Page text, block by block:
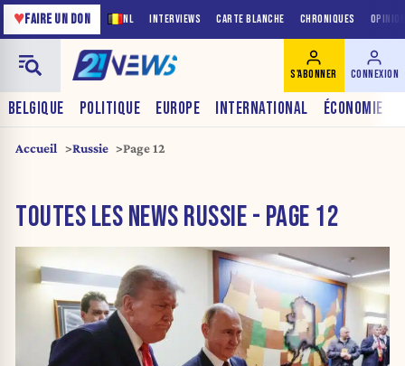
NL INTERVIEWS CARTE BLANCHE CHRONIQUES
♥FAIRE UN DON
BELGIQUE POLITIQUE EUROPE INTERNATIONAL ÉCONOMIE
S'ABONNER CONNEXION
Accueil Russie Page 12
TOUTES LES NEWS RUSSIE - PAGE 12